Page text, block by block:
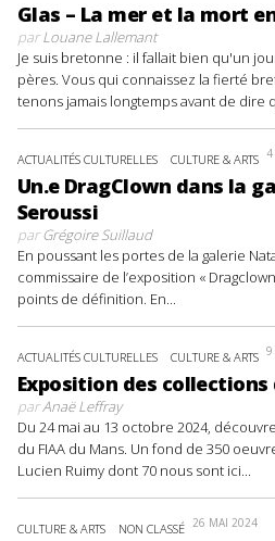
Glas – La mer et la mort
parLouane Lallemant
Je suis bretonne : il fallait bien qu'un
pères. Vous qui connaissez la fierté
tenons jamais longtemps avant de dire
ACTUALITÉS CULTURELLES CULTURE & ARTS 4
Un.e DragClown dans la
Seroussi
parGrégoire Suillaud
En poussant les portes de la galerie
commissaire de l’exposition «
points de définition. En...
ACTUALITÉS CULTURELLES CULTURE & ARTS 9
Exposition des collections
parAnaë Leffray
Du 24 mai au 13 octobre 2024,
du FIAA du Mans. Un fond de 350
Lucien Ruimy dont 70 nous sont ici...
CULTURE & ARTS NON CLASSÉ 26 MAI 2024